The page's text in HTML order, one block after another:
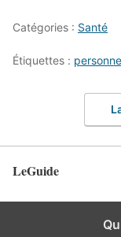
Catégories : Santé
Étiquettes :
LeGuide